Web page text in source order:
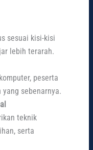
sesuai kisi-kisi
lebih terarah.
peserta
sebenarnya.
teknik
serta